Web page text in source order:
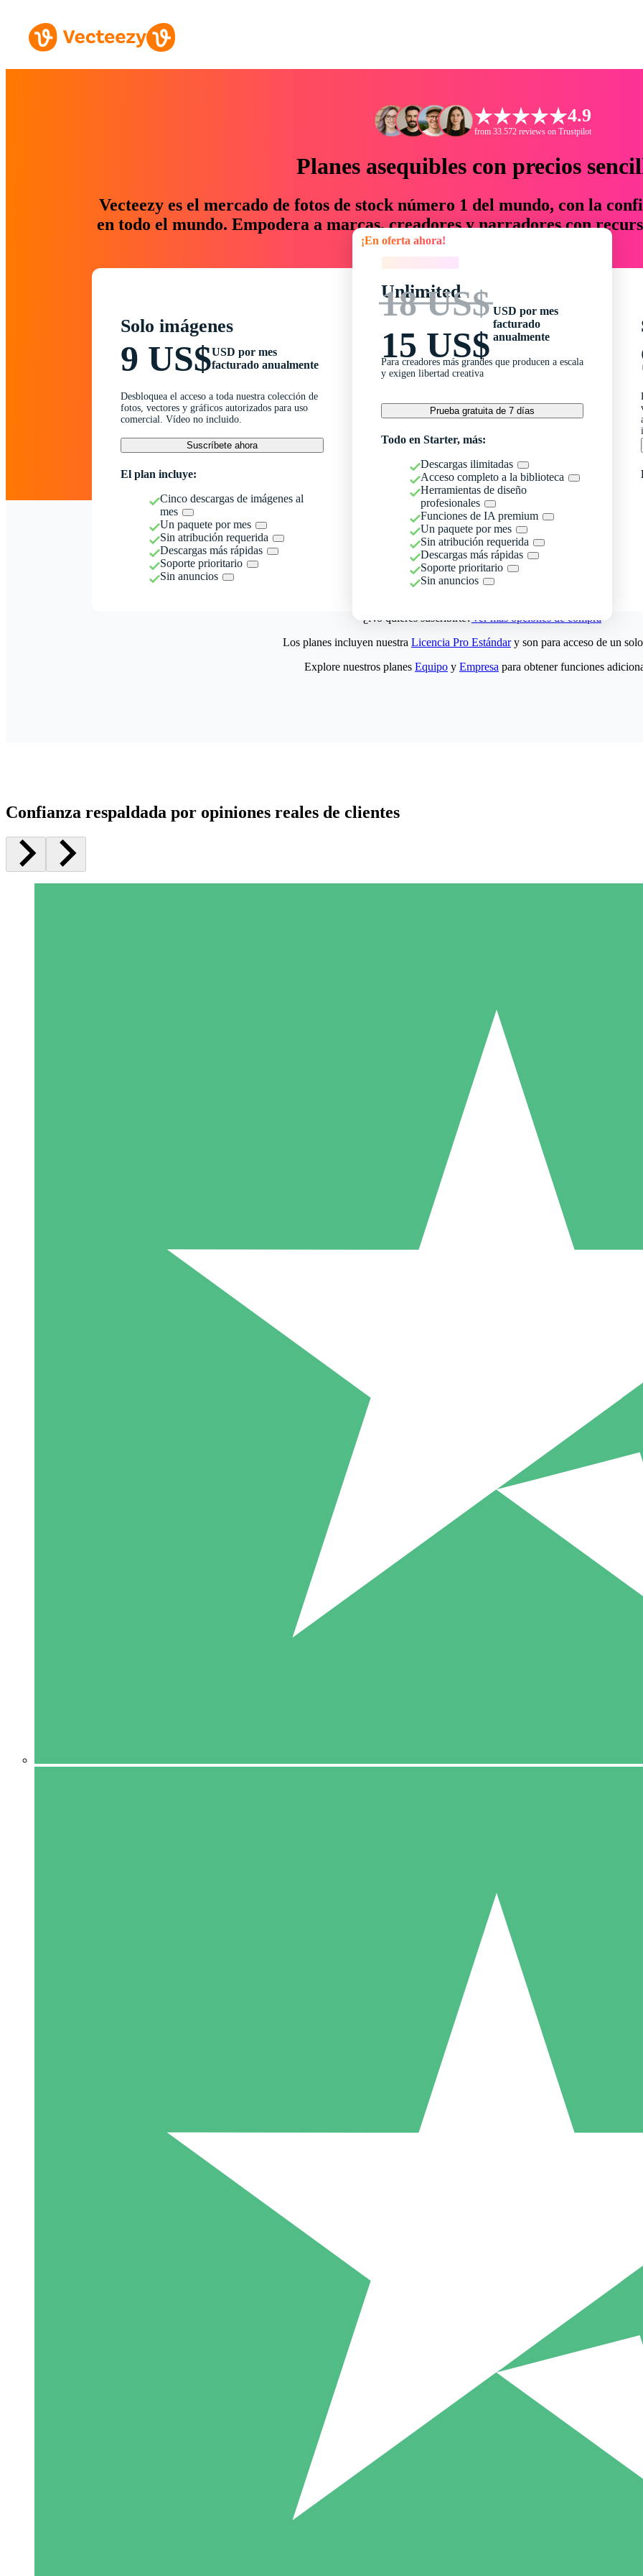
4.9
from 33.572 reviews on Trustpilot
Planes asequibles con precios
Vecteezy es el mercado de fotos de stock número 1 del mundo, con la
en todo el mundo. Empodera a marcas, creadores y narradores con
un 76 % en tiempo y presupuesto.
Solo imágenes
9 US$USD por mes
facturado anualmente
Desbloquea el acceso a toda nuestra colección de
fotos, vectores y gráficos autorizados para uso
comercial. Vídeo no incluido.
Suscríbete ahora
El plan incluye:
Cinco descargas de imágenes al
mes
Un paquete por mes
Sin atribución requerida
Descargas más rápidas
Soporte prioritario
Sin anuncios
¡En oferta ahora!
Unlimited
18 US$
15 US$
USD por mes
facturado
anualmente
Para creadores más grandes que producen a escala
y exigen libertad creativa
Prueba gratuita de 7 días
Todo en Starter, más:
Descargas ilimitadas
Acceso completo a la biblioteca
Herramientas de diseño
profesionales
Funciones de IA premium
Un paquete por mes
Sin atribución requerida
Descargas más rápidas
Soporte prioritario
Sin anuncios
¿No quieres suscribirte?Ver más opciones de compra
5 Descargas
15
Los planes incluyen nuestra Licencia Pro Estándary son para acceso de un
Explore nuestros planes Equipo y Empresa para obtener funciones
Confianza respaldada por opiniones reales de clientes